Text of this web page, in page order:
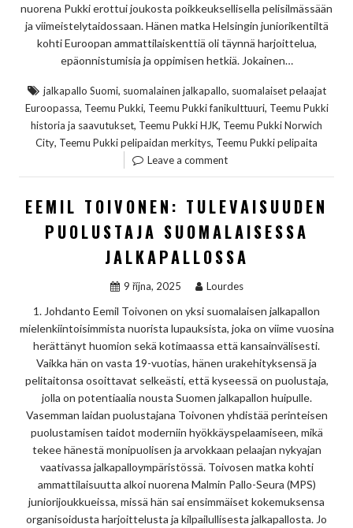
nuorena Pukki erottui joukosta poikkeuksellisella pelisilmässään
ja viimeistelytaidossaan. Hänen matka Helsingin juniorikentiltä
kohti Euroopan ammattilaiskenttiä oli täynnä harjoittelua,
epäonnistumisia ja oppimisen hetkiä. Jokainen…
jalkapallo Suomi, suomalainen jalkapallo, suomalaiset pelaajat
Euroopassa, Teemu Pukki, Teemu Pukki fanikulttuuri, Teemu Pukki
historia ja saavutukset, Teemu Pukki HJK, Teemu Pukki Norwich
City, Teemu Pukki pelipaidan merkitys, Teemu Pukki pelipaita
Leave a comment
EEMIL TOIVONEN: TULEVAISUUDEN
PUOLUSTAJA SUOMALAISESSA
JALKAPALLOSSA
9 října, 2025 Lourdes
1. Johdanto Eemil Toivonen on yksi suomalaisen jalkapallon
mielenkiintoisimmista nuorista lupauksista, joka on viime vuosina
herättänyt huomion sekä kotimaassa että kansainvälisesti.
Vaikka hän on vasta 19-vuotias, hänen urakehityksensä ja
pelitaitonsa osoittavat selkeästi, että kyseessä on puolustaja,
jolla on potentiaalia nousta Suomen jalkapallon huipulle.
Vasemman laidan puolustajana Toivonen yhdistää perinteisen
puolustamisen taidot moderniin hyökkäyspelaamiseen, mikä
tekee hänestä monipuolisen ja arvokkaan pelaajan nykyajan
vaativassa jalkapalloympäristössä. Toivosen matka kohti
ammattilaisuutta alkoi nuorena Malmin Pallo-Seura (MPS)
juniorijoukkueissa, missä hän sai ensimmäiset kokemuksensa
organisoidusta harjoittelusta ja kilpailullisesta jalkapallosta. Jo